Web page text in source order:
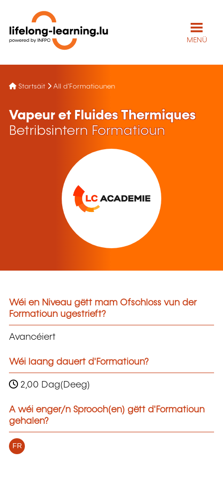
MENÜ
Startsäit All d'Formatiounen
Vapeur et Fluides Thermiques
Betribsintern Formatioun
Wéi en Niveau gëtt mam Ofschloss vun der
Formatioun ugestrieft?
Avancéiert
Wéi laang dauert d'Formatioun?
2,00 Dag(Deeg)
A wéi enger/n Sprooch(en) gëtt d'Formatioun
gehalen?
FR